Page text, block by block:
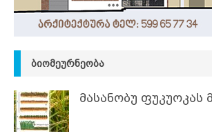
ᲑᲘᲝᲛᲔᲣᲠᲜᲔᲝᲑᲐ
მასანობუ ფუკუოკას